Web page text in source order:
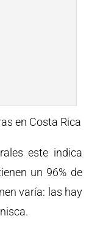
en Costa Rica
este indica
un 96% de
varía: las hay